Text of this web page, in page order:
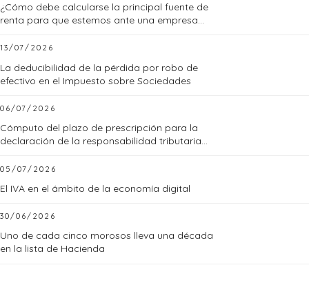
¿Cómo debe calcularse la principal fuente de
renta para que estemos ante una empresa
13/07/2026
La deducibilidad de la pérdida por robo de
efectivo en el Impuesto sobre Sociedades
06/07/2026
Cómputo del plazo de prescripción para la
declaración de la responsabilidad tributaria
05/07/2026
El IVA en el ámbito de la economía digital
30/06/2026
Uno de cada cinco morosos lleva una década
en la lista de Hacienda